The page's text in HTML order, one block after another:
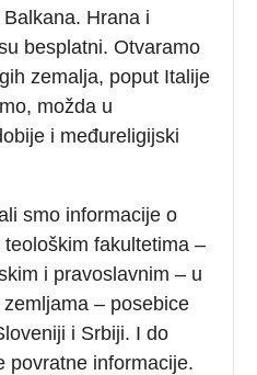
Hrana i
besplatni. Otvaramo
zemalja, poput Italije
možda u
i međureligijski
smo informacije o
fakultetima –
i pravoslavnim – u
– posebice
i Srbiji. I do
povratne informacije.